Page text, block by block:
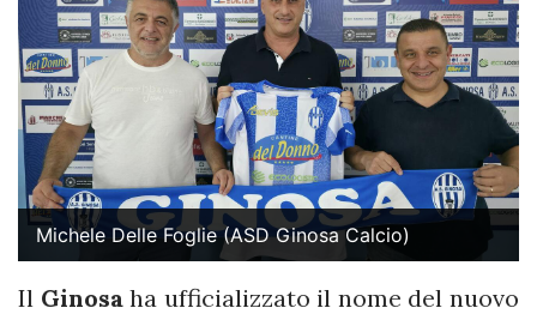
Michele Delle Foglie (ASD Ginosa Calcio)
Il Ginosaha ufficializzato il nome del nuovo